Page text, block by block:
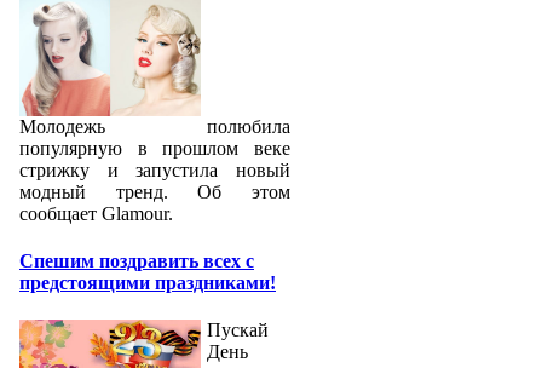
Молодежь полюбила
популярную в прошлом веке
стрижку и запустила новый
модный тренд. Об этом
сообщает Glamour.
Спешим поздравить всех с
предстоящими праздниками!
Пускай
День